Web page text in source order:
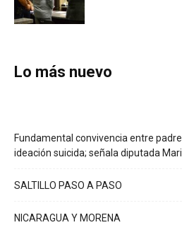
Lo más nuevo
Fundamental convivencia entre
ideación suicida; señala diputada
SALTILLO PASO A PASO
NICARAGUA Y MORENA